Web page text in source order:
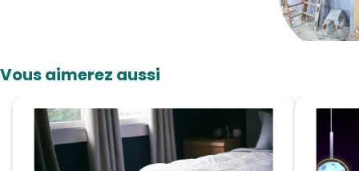
Vous aimerez aussi